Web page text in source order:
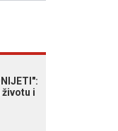
i